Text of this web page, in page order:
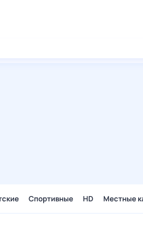
Спортивные HD Местные